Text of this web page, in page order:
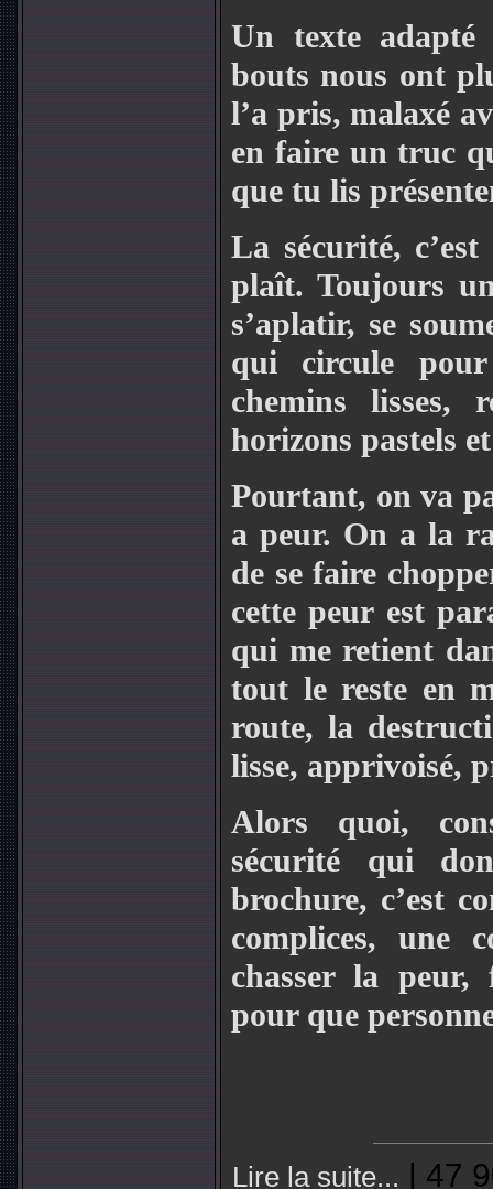
Un texte adapté
bouts nous ont
l’a pris, malaxé
en faire un truc
que tu lis
La sécurité,
plaît. Toujours
s’aplatir, se
qui circule
chemins lisses,
horizons pastels
Pourtant, on va
a peur. On a la
de se faire
cette peur est
qui me retient
tout le reste en
route, la
lisse, apprivoisé,
Alors quoi,
sécurité qui
brochure, c’est
complices, une
chasser la
pour que
Lire la suite... | 47